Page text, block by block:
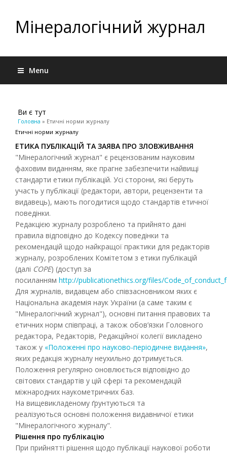
Мінералогічний журнал
Menu
Ви є тут
Головна » Етичні норми журналу
Етичні норми журналу
ЕТИКА ПУБЛІКАЦІЙ ТА ЗАЯВА ПРО ЗЛОВЖИВАННЯ
"Мінералогічний журнал" є рецензованим науковим
фаховим виданням, яке прагне забезпечити найвищі
стандарти етики публікацій. Усі сторони, які беруть
участь у публікації (редактори, автори, рецензенти та
видавець), мають погодитися щодо стандартів етичної
поведінки.
Редакцією журналу розроблено та прийнято дані
правила відповідно до Кодексу поведінки та
рекомендацій щодо найкращої практики для редакторів
журналу, розроблених Комітетом з етики публікацій
(далі COPE) (доступ за
посиланням http://publicationethics.org/files/
Для журналів, видавцем або співзасновником яких є
Національна академія наук України (а саме таким є
"Мінералогічний журнал"), основні питання правових та
етичних норм співпраці, а також обов’язки Головного
редактора, Редакторів, Редакційної колегії викладено
також у «Положенні про науково-періодичне видання»,
яких редакція журналу неухильно дотримується.
Положення регулярно оновлюється відповідно до
світових стандартів у цій сфері та рекомендацій
міжнародних наукометричних баз.
На вищевикладеному ґрунтуються та
реалізуються основні положення видавничої етики
"Мінералогічного журналу".
Рішення про публікацію
При прийнятті рішення щодо публікації наукової роботи